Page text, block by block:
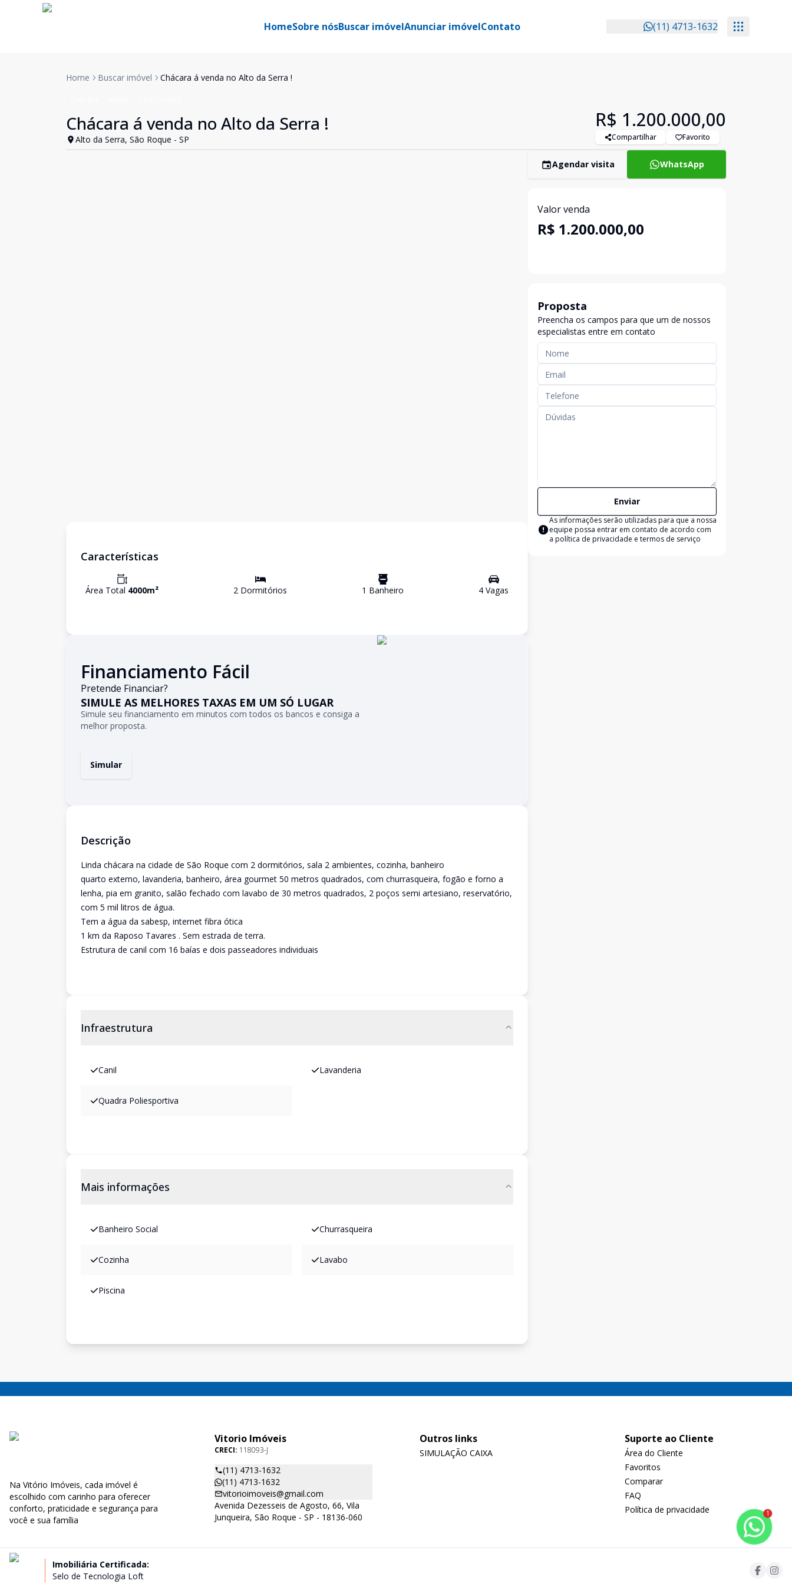
HomeSobre nósBuscar imóvelAnunciar imóvelContato (11) 4713-1632
Home Buscar imóvel Chácara á venda no Alto da Serra !
Chácara á venda no Alto da Serra !
Alto da Serra, São Roque - SP
R$ 1.200.000,00
Compartilhar Favorito
Características
Área Total 4000m² 2 Dormitórios 1 Banheiro 4 Vagas
Financiamento Fácil
Pretende Financiar?
SIMULE AS MELHORES TAXAS EM UM SÓ LUGAR
Simule seu financiamento em minutos com todos os bancos e consiga a
melhor proposta.
Simular
Descrição
Linda chácara na cidade de São Roque com 2 dormitórios, sala 2 ambientes, cozinha, banheiro
quarto externo, lavanderia, banheiro, área gourmet 50 metros quadrados, com churrasqueira, fogão e forno a
lenha, pia em granito, salão fechado com lavabo de 30 metros quadrados, 2 poços semi artesiano, reservatório,
com 5 mil litros de água.
Tem a água da sabesp, internet fibra ótica
1 km da Raposo Tavares . Sem estrada de terra.
Estrutura de canil com 16 baías e dois passeadores individuais
Infraestrutura
Canil Lavanderia
Quadra Poliesportiva
Mais informações
Banheiro Social Churrasqueira
Cozinha Lavabo
Piscina
Agendar visita WhatsApp
Valor venda
R$ 1.200.000,00
Proposta
Preencha os campos para que um de nossos
especialistas entre em contato
Enviar
As informações serão utilizadas para que a nossa
equipe possa entrar em contato de acordo com
a política de privacidade e termos de serviço
Na Vitório Imóveis, cada imóvel é
escolhido com carinho para oferecer
conforto, praticidade e segurança para
você e sua família
Vitorio Imóveis
CRECI: 118093-J
(11) 4713-1632
(11) 4713-1632
vitorioimoveis@gmail.com
Avenida Dezesseis de Agosto, 66, Vila
Junqueira, São Roque - SP - 18136-060
Outros links
SIMULAÇÃO CAIXA
Suporte ao Cliente
Área do Cliente
Favoritos
Comparar
FAQ
Política de privacidade
Imobiliária Certificada:
Selo de Tecnologia Loft
1